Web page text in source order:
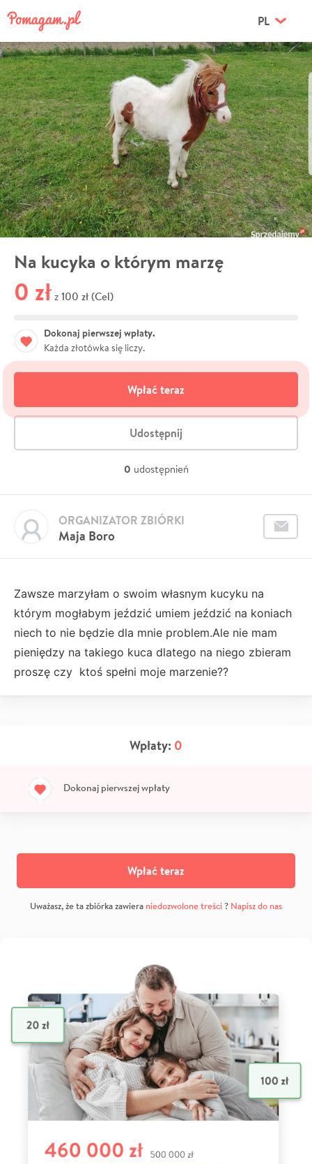
PL
Na kucyka o którym marzę
0 zł z 100 zł (Cel)
Dokonaj pierwszej wpłaty.
Każda złotówka się liczy.
Wpłać teraz
Udostępnij
0 udostępnień
Maja Boro
ORGANIZATOR ZBIÓRKI
Zawsze marzyłam o swoim własnym kucyku na
którym mogłabym jeździć umiem jeździć na koniach
niech to nie będzie dla mnie problem.Ale nie mam
pieniędzy na takiego kuca dlatego na niego zbieram
proszę czy ktoś spełni moje marzenie??
Wpłaty: 0
Dokonaj pierwszej wpłaty
Wpłać teraz
Uważasz, że ta zbiórka zawiera niedozwolone treści? Napisz do nas